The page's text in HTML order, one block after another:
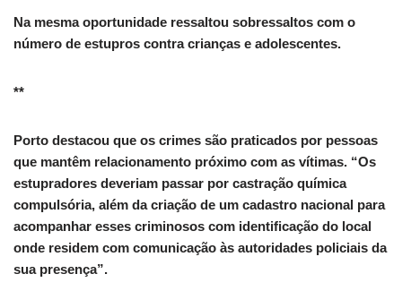
Na mesma oportunidade ressaltou sobressaltos com o
número de estupros contra crianças e adolescentes.
**
Porto destacou que os crimes são praticados por pessoas
que mantêm relacionamento próximo com as vítimas. “Os
estupradores deveriam passar por castração química
compulsória, além da criação de um cadastro nacional para
acompanhar esses criminosos com identificação do local
onde residem com comunicação às autoridades policiais da
sua presença”.